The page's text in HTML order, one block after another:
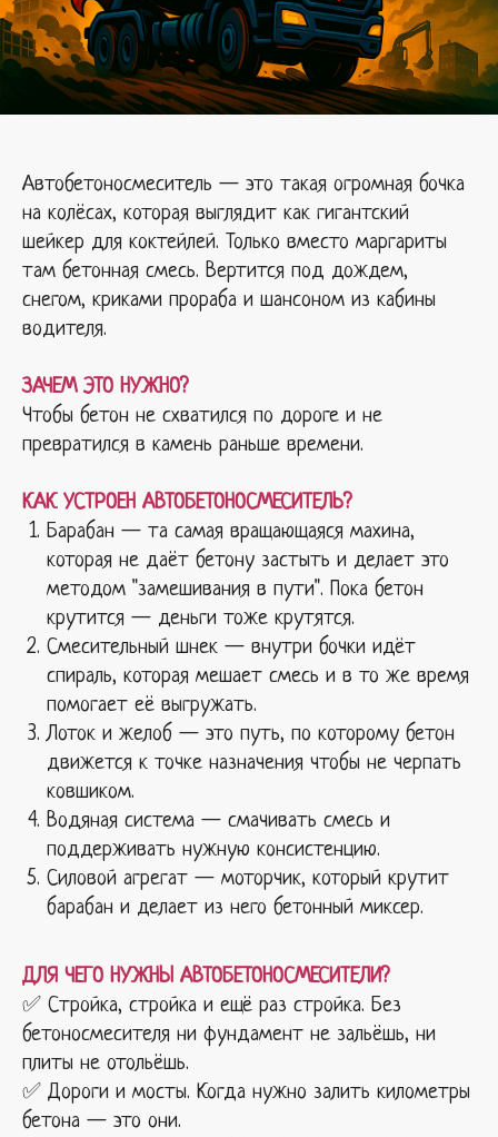
Автобетоносмеситель — это такая огромная бочка
на колёсах, которая выглядит как гигантский
шейкер для коктейлей. Только вместо маргариты
там бетонная смесь. Вертится под дождем,
снегом, криками прораба и шансоном из кабины
водителя.
ЗАЧЕМ ЭТО НУЖНО?
Чтобы бетон не схватился по дороге и не
превратился в камень раньше времени.
КАК УСТРОЕН АВТОБЕТОНОСМЕСИТЕЛЬ?
Барабан — та самая вращающаяся махина,
которая не даёт бетону застыть и делает это
методом "замешивания в пути". Пока бетон
крутится — деньги тоже крутятся.
Смесительный шнек — внутри бочки идёт
спираль, которая мешает смесь и в то же время
помогает её выгружать.
Лоток и желоб — это путь, по которому бетон
движется к точке назначения чтобы не черпать
ковшиком.
Водяная система — смачивать смесь и
поддерживать нужную консистенцию.
Силовой агрегат — моторчик, который крутит
барабан и делает из него бетонный миксер.
ДЛЯ ЧЕГО НУЖНЫ АВТОБЕТОНОСМЕСИТЕЛИ?
✅ Стройка, стройка и ещё раз стройка. Без
бетоносмесителя ни фундамент не зальёшь, ни
плиты не отольёшь.
✅ Дороги и мосты. Когда нужно залить километры
бетона — это они.